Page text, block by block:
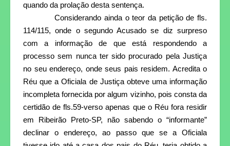
quando da prolação desta sentença.
Considerando ainda o teor da petição de fls.
114/115, onde o segundo Acusado se diz surpreso
com a informação de que está respondendo a
processo sem nunca ter sido procurado pela Justiça
no seu endereço, onde seus pais residem. Acredita o
Réu que a Oficiala de Justiça obteve uma informação
incompleta fornecida por algum vizinho, pois consta da
certidão de fls.59-verso apenas que o Réu fora residir
em Ribeirão Preto-SP, não sabendo o “informante”
declinar o endereço, ao passo que se a Oficiala